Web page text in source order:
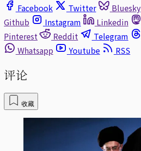
Facebook
Twitter Bluesky
Github
Instagram Linkedin
Pinterest
Reddit Telegram
Whatsapp
Youtube RSS
评论
收藏